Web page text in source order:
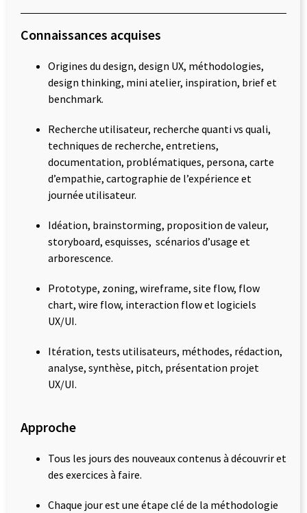
Connaissances acquises
Origines du design, design UX, méthodologies,
design thinking, mini atelier, inspiration, brief et
benchmark.
Recherche utilisateur, recherche quanti vs quali,
techniques de recherche, entretiens,
documentation, problématiques, persona, carte
d’empathie, cartographie de l’expérience et
journée utilisateur.
Idéation, brainstorming, proposition de valeur,
storyboard, esquisses, scénarios d’usage et
arborescence.
Prototype, zoning, wireframe, site flow, flow
chart, wire flow, interaction flow et logiciels
UX/UI.
Itération, tests utilisateurs, méthodes, rédaction,
analyse, synthèse, pitch, présentation projet
UX/UI.
Approche
Tous les jours des nouveaux contenus à découvrir et
des exercices à faire.
Chaque jour est une étape clé de la méthodologie